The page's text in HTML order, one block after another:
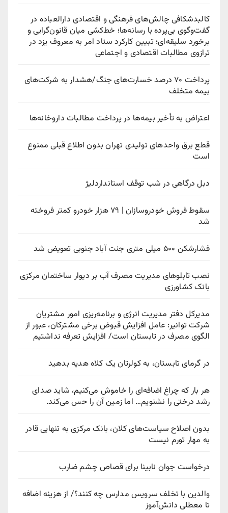
کالبدشکافی چالش‌های فرهنگی و اقتصادی دارالعباده در
گفت‌وگوی بی‌پرده با رسانه‌ها؛ خط‌کشی میان قانون‌گرایی و
برخورد سلیقه‌ای؛ تبیین کارکرد ستاد امر به معروف یزد در
ترازوی مطالبات اقتصادی و اجتماعی
پرداخت ۷۰ درصد خسارت‌های جنگ/هشدار به شرکت‌های
بیمه متخلف
اعتراض به تأخیر بیمه‌ها در پرداخت مطالبات داروخانه‌ها
قطع برق واحدهای تولیدی تهران بدون اطلاع قبلی ممنوع
است
دبل درگاهی در شب توقف استانداردلیژ
سقوط فروش خودروسازان | ۷۹ هزار خودرو کمتر فروخته
شد
فشارشکن ۵۰۰ میلی متری جنت آباد جنوبی تعویض شد
نصب تابلوهای مدیریت مصرف آب بر دیوار ساختمان مرکزی
بانک کشاورزی
مدیرکل دفتر مدیریت انرژی و برنامه‌ریزی امور مشتریان
شرکت توانیر: عامل افزایش قبوض برخی مشترکان، عبور از
الگوی مصرف در تابستان است/ افزایش تعرفه نداشتیم
در گرمای تابستان، به کولرتان یک کلاه هدیه بدهید
هر بار که چراغ اضافه‌ای را خاموش می‌کنیم، شاید صدای
رشد درختی را نشنویم… اما زمین آن را حس می‌کند.
بدون اصلاح سیاست‌های کلان، بانک مرکزی به تنهایی قادر
به مهار تورم نیست
درخواست جوان نابینا برای قصاص چشم ضارب
والدین با تخلف سرویس مدارس چه کنند؟/ از هزینه اضافه
تا معطلی دانش‌آموز